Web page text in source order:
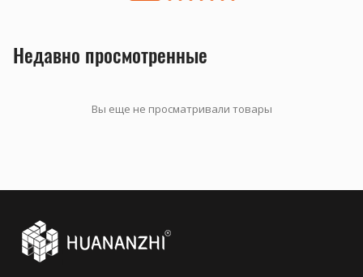
Недавно просмотренные
Вы еще не просматривали товары